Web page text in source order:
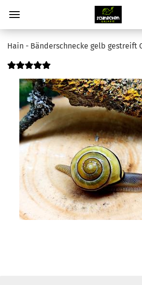
Hain - Bänderschnecke gelb gestreift